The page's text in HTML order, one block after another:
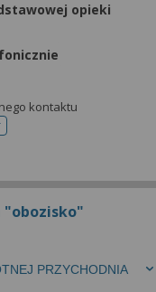
opieki
kontaktu
rejestracji
"obozisko"